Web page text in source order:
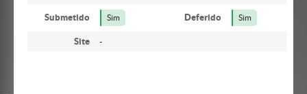
Submetido Sim Deferido Sim
Site -